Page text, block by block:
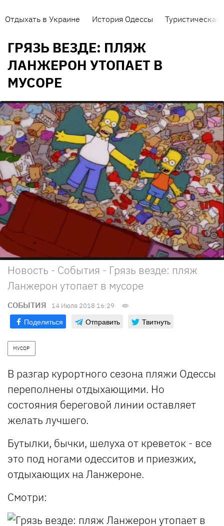
Отдыхать в Украине История Одессы Туристическая
ГРЯЗЬ ВЕЗДЕ: ПЛЯЖ
ЛАНЖЕРОН УТОПАЕТ В
МУСОРЕ
Новость - События - Грязь везде: пляж
Ланжерон утопает в мусоре
СОБЫТИЯ 14 Июля 2018 16:29
Поделиться Отправить Твитнуть
МУСОР
В разгар курортного сезона пляжи Одессы
переполнены отдыхающими. Но
состояния береговой линии оставляет
желать лучшего.
Бутылки, бычки, шелуха от креветок - все
это под ногами одесситов и приезжих,
отдыхающих на Ланжероне.
Смотри: